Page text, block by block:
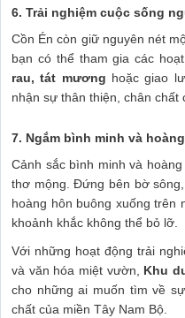
6. Trải nghiệm cuộc sống
Cồn Én còn giữ nguyên nét
bạn có thể tham gia các
rau, tát mương hoặc giao
nhận sự thân thiện, chân chất
7. Ngắm bình minh và
Cảnh sắc bình minh và
thơ mộng. Đứng bên bờ
hoàng hôn buông xuống trên
khoảnh khắc không thể bỏ lỡ.
Với những hoạt động trải
và văn hóa miệt vườn, Khu
cho những ai muốn tìm về
chất của miền Tây Nam Bộ.